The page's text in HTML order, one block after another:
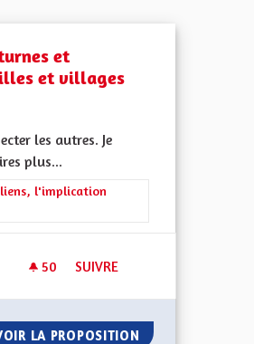
et
et villages
les autres. Je
plus...
: Les solidarités, les soins et les liens,
liens, l'implication
50 50 ABONNÉS
SUIVRE
LA PROPOSITION NUISANCES